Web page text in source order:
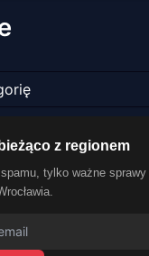
z regionem
tylko ważne sprawy